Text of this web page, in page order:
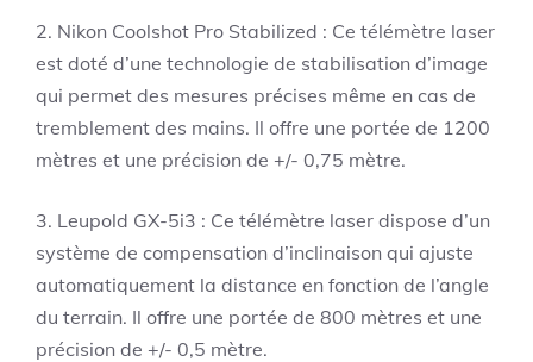
2. Nikon Coolshot Pro Stabilized : Ce télémètre laser
est doté d’une technologie de stabilisation d’image
qui permet des mesures précises même en cas de
tremblement des mains. Il offre une portée de 1200
mètres et une précision de +/- 0,75 mètre.
3. Leupold GX-5i3 : Ce télémètre laser dispose d’un
système de compensation d’inclinaison qui ajuste
automatiquement la distance en fonction de l’angle
du terrain. Il offre une portée de 800 mètres et une
précision de +/- 0,5 mètre.